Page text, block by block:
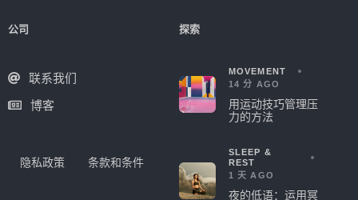
公司
联系我们
博客
隐私政策 条款和条件
探索
MOVEMENT
14 分 AGO
用运动技巧管理压
力的方法
SLEEP &
REST
1 天 AGO
夜的低语：运用冥